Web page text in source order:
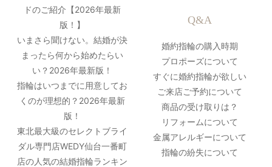
ドのご紹介【2026年最新
版！】
いまさら聞けない。結婚が決
まったら何から始めたらい
い？2026年最新版！
指輪はいつまでに用意してお
くのが理想的？2026年最新
版！
東北最大級のセレクトブライ
ダル専門店WEDY仙台一番町
店の人気の結婚指輪ランキン
Q&A
婚約指輪の購入時期
プロポーズについて
すぐに婚約指輪が欲しい
ご来店ご予約について
商品の受け取りは？
リフォームについて
金属アレルギーについて
指輪の紛失について